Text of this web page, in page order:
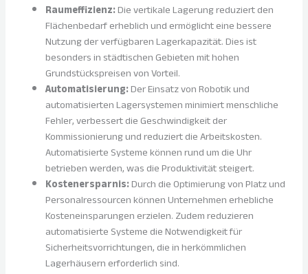
Raumeffizienz:Die vertikale Lagerung reduziert den
Flächenbedarf erheblich und ermöglicht eine bessere
Nutzung der verfügbaren Lagerkapazität. Dies ist
besonders in städtischen Gebieten mit hohen
Grundstückspreisen von Vorteil.
Automatisierung:Der Einsatz von Robotik und
automatisierten Lagersystemen minimiert menschliche
Fehler, verbessert die Geschwindigkeit der
Kommissionierung und reduziert die Arbeitskosten.
Automatisierte Systeme können rund um die Uhr
betrieben werden, was die Produktivität steigert.
Kostenersparnis:Durch die Optimierung von Platz und
Personalressourcen können Unternehmen erhebliche
Kosteneinsparungen erzielen. Zudem reduzieren
automatisierte Systeme die Notwendigkeit für
Sicherheitsvorrichtungen, die in herkömmlichen
Lagerhäusern erforderlich sind.